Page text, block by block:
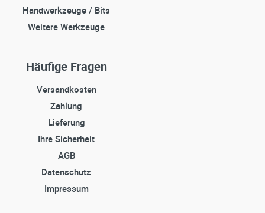
Handwerkzeuge / Bits
Weitere Werkzeuge
Häufige Fragen
Versandkosten
Zahlung
Lieferung
Ihre Sicherheit
AGB
Datenschutz
Impressum